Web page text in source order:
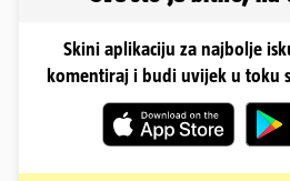
Skini aplikaciju za najbolje
komentiraj i budi uvijek u toku